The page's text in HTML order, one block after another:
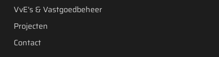
VvE's & Vastgoedbeheer
Projecten
Contact